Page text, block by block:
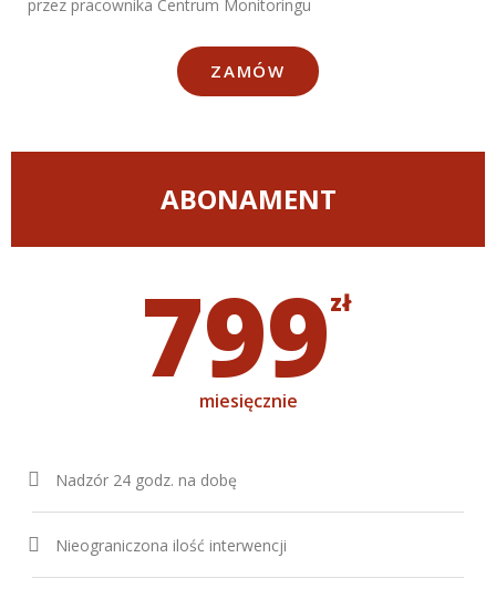
przez pracownika Centrum Monitoringu
ZAMÓW
ABONAMENT
799zł
miesięcznie
Nadzór 24 godz. na dobę
Nieograniczona ilość interwencji